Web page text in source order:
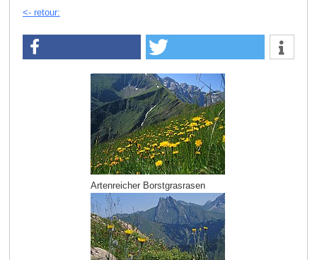
Artenreicher Borstgrasrasen
<- retour: